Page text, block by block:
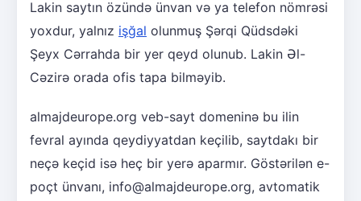
Lakin saytın özündə ünvan və ya telefon nömrəsi
yoxdur, yalnız işğal olunmuş Şərqi Qüdsdəki
Şeyx Cərrahda bir yer qeyd olunub. Lakin Əl-
Cəzirə orada ofis tapa bilməyib.
almajdeurope.org veb-sayt domeninə bu ilin
fevral ayında qeydiyyatdan keçilib, saytdakı bir
neçə keçid isə heç bir yerə aparmır. Göstərilən e-
poçt ünvanı, info@almajdeurope.org, avtomatik